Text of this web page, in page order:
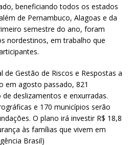
beneficiando todos os estados
de Pernambuco, Alagoas e da
semestre do ano, foram
nordestinos, em trabalho que
de Gestão de Riscos e Respostas a
em agosto passado, 821
deslizamentos e enxurradas.
e 170 municípios serão
O plano irá investir R$ 18,8
às famílias que vivem em
Brasil)